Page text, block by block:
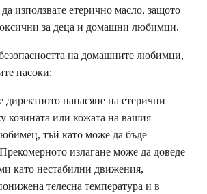
използвате етерично масло, защото
за деца и домашни любимци.
на домашните любимци,
насоки:
директното нанасяне на етерични
козината или кожата на вашия
тъй като може да бъде
излагане може да доведе
като нестабилни движения,
телесна температура и в